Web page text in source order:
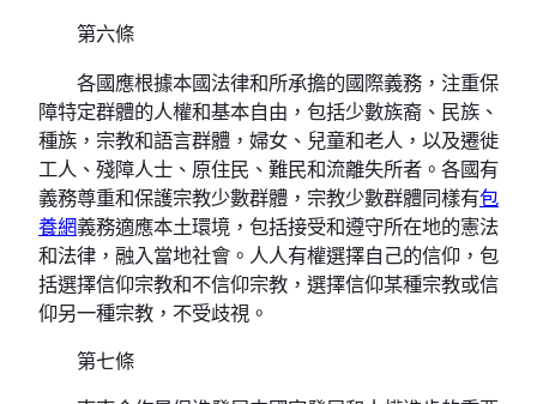
第六條
各國應根據本國法律和所承擔的國際義務，注重保
障特定群體的人權和基本自由，包括少數族裔、民族、
種族，宗教和語言群體，婦女、兒童和老人，以及遷徙
工人、殘障人士、原住民、難民和流離失所者。各國有
義務尊重和保護宗教少數群體，宗教少數群體同樣有包
養網義務適應本土環境，包括接受和遵守所在地的憲法
和法律，融入當地社會。人人有權選擇自己的信仰，包
括選擇信仰宗教和不信仰宗教，選擇信仰某種宗教或信
仰另一種宗教，不受歧視。
第七條